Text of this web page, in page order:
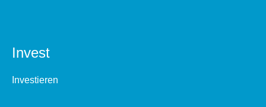
Invest
Investieren